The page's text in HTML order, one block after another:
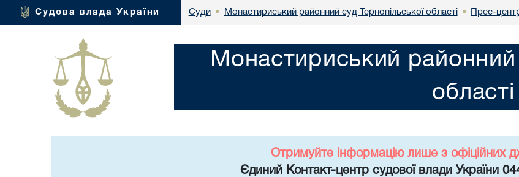
Судова влада України Суди • Монастириський районний суд Тернопільської області • Прес-
Монастириський районний
області
Отримуйте інформацію лише з офіційних
Єдиний Контакт-центр судової влади України